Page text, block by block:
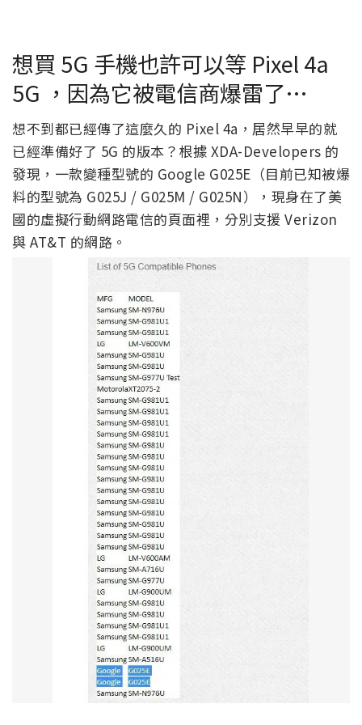
想買 5G 手機也許可以等 Pixel 4a
5G ，因為它被電信商爆雷了…
想不到都已經傳了這麼久的 Pixel 4a，居然早早的就
已經準備好了 5G 的版本？根據 XDA-Developers 的
發現，一款變種型號的 Google G025E（目前已知被爆
料的型號為 G025J / G025M / G025N），現身在了美
國的虛擬行動網路電信的頁面裡，分別支援 Verizon
與 AT&T 的網路。